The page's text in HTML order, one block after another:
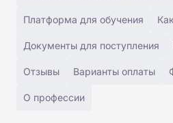
Платформа для обучения
Документы для поступления
Отзывы Варианты оплаты
О профессии